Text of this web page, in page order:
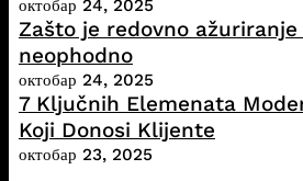
октобар 24, 2025
Zašto je redovno
neophodno
октобар 24, 2025
7 Ključnih Elemenata
Koji Donosi Klijente
октобар 23, 2025